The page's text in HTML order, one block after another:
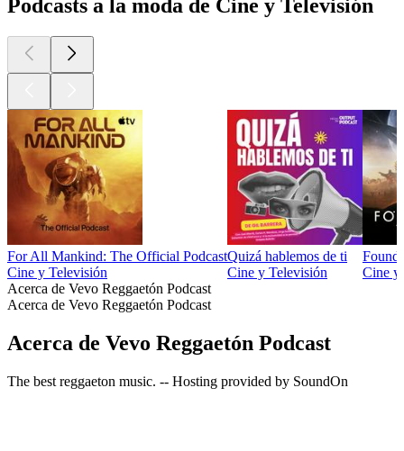
Podcasts a la moda de Cine y Televisión
For All Mankind: The Official Podcast
Cine y Televisión
Quizá hablemos de ti
Cine y Televisión
Cine y
Acerca de Vevo Reggaetón Podcast
Acerca de Vevo Reggaetón Podcast
Acerca de Vevo Reggaetón Podcast
The best reggaeton music. -- Hosting provided by SoundOn